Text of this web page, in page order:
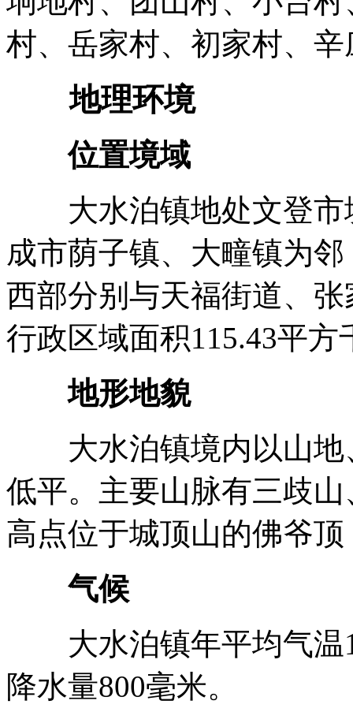
村、岳家村、初家村、
地理环境
位置境域
大水泊镇地处文登市
成市荫子镇、大疃镇为
西部分别与天福街道、
行政区域面积115.43平方
地形地貌
大水泊镇境内以山地
低平。主要山脉有三歧
高点位于城顶山的佛爷顶
气候
大水泊镇年平均气温
降水量800毫米。